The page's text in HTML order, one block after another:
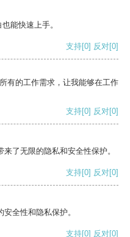
能快速上手。
支持[0] 反对[0]
有的工作需求，让我能够在工作
支持[0] 反对[0]
了无限的隐私和安全性保护。
支持[0] 反对[0]
全性和隐私保护。
支持[0] 反对[0]